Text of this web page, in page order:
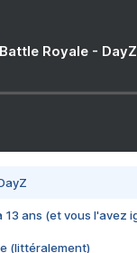
Royale - DayZ
13 ans (et vous l'avez
(littéralement)